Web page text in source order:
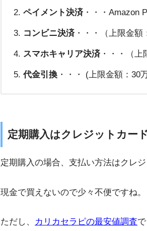
ペイメント決済・・・Amazon
コンビニ決済・・・（上限金額
スマホキャリア決済・・・（上
代金引換・・・ (上限金額：30
定期購入はクレジットカー
定期購入の場合、支払い方法はクレジ
現金で買えないので少々不便ですね。
ただし、 カリカセラピの最安値調査